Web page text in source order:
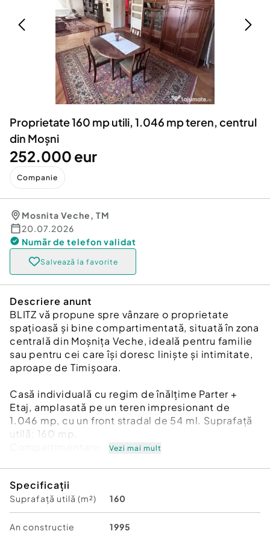
Servicii
Animale de companie
Afaceri și echipamente profesionale
Inchiriere Bunuri si Vehicule
Utilaje agricole si industriale
Piese auto si accesorii
Dacia Duster
Proprietate 160 mp utili, 1.046 mp teren, centrul
din Moșni
252.000 eur
Companie
Mosnita Veche, TM
20.07.2026
Număr de telefon validat
Salvează la favorite
Descriere anunt
BLITZ vă propune spre vânzare o proprietate
spațioasă și bine compartimentată, situată în zona
centrală din Moșnița Veche, ideală pentru familie
sau pentru cei care își doresc liniște și intimitate,
aproape de Timișoara.
Casă individuală cu regim de înălțime Parter +
Etaj, amplasată pe un teren impresionant de
1.046 mp, cu un front stradal de 54 ml. Suprafață
utilă: 160 mp.
-dormitor
-baie
-bucătărie
-living spațios cu dining
Vezi mai mult
Specificații
Suprafață utilă (m²) 160
An constructie 1995